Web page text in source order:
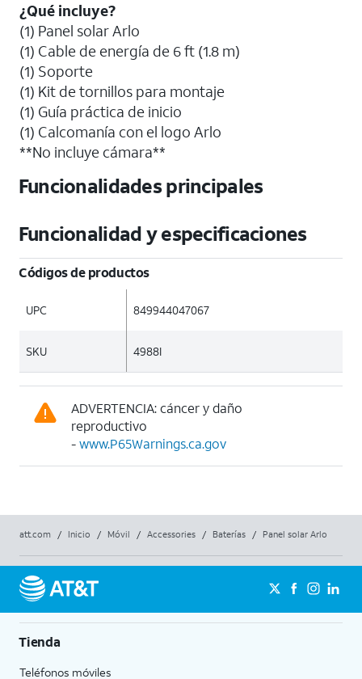
¿Qué incluye?
(1) Panel solar Arlo
(1) Cable de energía de 6 ft (1.8 m)
(1) Soporte
(1) Kit de tornillos para montaje
(1) Guía práctica de inicio
(1) Calcomanía con el logo Arlo
**No incluye cámara**
Funcionalidades principales
Funcionalidad y especificaciones
Códigos de productos
UPC 849944047067
SKU 4988I
ADVERTENCIA: cáncer y daño
reproductivo
-www.P65Warnings.ca.gov
att.com / Inicio / Móvil / Accessories / Baterías / Panel solar Arlo
Tienda
Teléfonos móviles